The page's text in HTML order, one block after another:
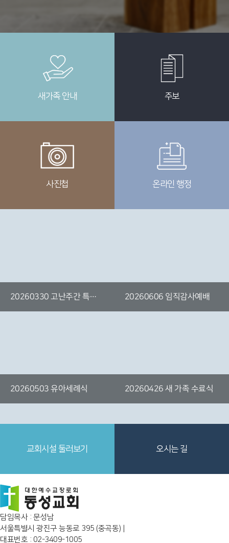
새가족 안내 주보
사진첩 온라인 행정
20260330 고난주간 특별
2026104 네팔단기선교 파
2025 주일학교 수료예배 20260606 임직감사예배
20260503 유아세례식
20260111 전도위, 교육위
2025 동성교회 성탄절 20260426 새 가족 수료식
교회시설 둘러보기 오시는 길
담임목사 : 문성남
서울특별시 광진구 능동로 395 (중곡동) |
대표번호 : 02-3409-1005